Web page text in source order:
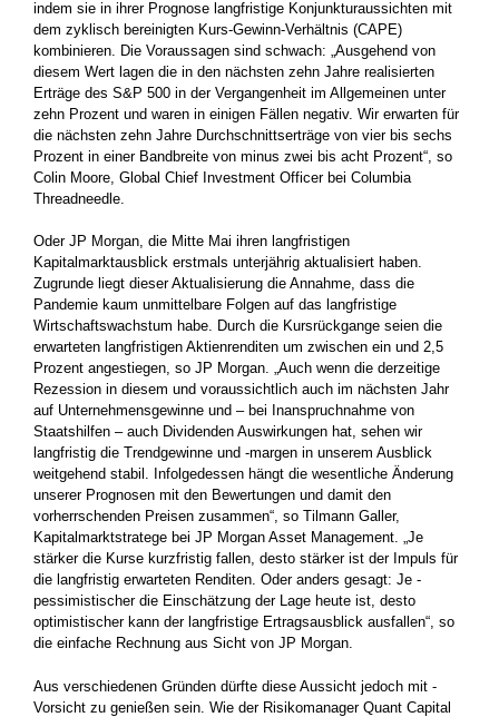
indem sie in ihrer Prognose langfristige Konjunkturaussichten mit
dem zyklisch ­bereinigten Kurs-Gewinn-Verhältnis (CAPE)
kombinieren. Die ­Voraussagen sind schwach: ­„Ausgehend von
diesem Wert lagen die in den nächsten zehn Jahre realisierten
Erträge des S&P 500 in der Vergangenheit im Allgemeinen unter
zehn Prozent und waren in einigen Fällen negativ. Wir erwarten für
die nächsten zehn Jahre Durchschnittserträge von vier bis sechs
Prozent in einer Band­breite von minus zwei bis acht Prozent“, so
Colin Moore, Global Chief Investment Officer bei Columbia
Threadneedle.
Oder JP Morgan, die Mitte Mai ihren langfristigen
Kapitalmarktausblick erstmals unterjährig aktualisiert haben.
Zugrunde liegt dieser Aktualisierung die Annahme, dass die
Pandemie kaum unmittel­bare Folgen auf das langfristige
Wirtschaftswachstum habe. Durch die Kursrückgange seien die
erwarteten langfristigen Aktien­renditen um zwischen ein und 2,5
Prozent angestiegen, so JP Morgan. „Auch wenn die derzeitige
Rezession in diesem und voraussichtlich auch im nächsten Jahr
auf Unternehmensgewinne und – bei ­Inanspruchnahme von
Staatshilfen – auch Dividenden Auswirk­ungen hat, sehen wir
langfristig die Trendgewinne und -margen in unserem Ausblick
weitgehend stabil. Infolgedessen hängt die ­wesentliche Änderung
unserer Prognosen mit den Bewertungen und damit den
vorherrschenden Preisen zusammen“, so Tilmann Galler,
Kapitalmarktstratege bei JP Morgan Asset Management. „Je
stärker die Kurse kurzfristig fallen, desto stärker ist der Impuls für
die langfristig erwarteten Renditen. Oder anders gesagt: Je ­
pessimistischer die Einschätzung der Lage heute ist, desto
optimistischer kann der langfristige Ertragsausblick ausfallen“, so
die ­einfache Rechnung aus Sicht von JP Morgan.
Aus verschiedenen Gründen dürfte diese Aussicht jedoch mit ­
Vorsicht zu genießen sein. Wie der Risikomanager Quant Capital